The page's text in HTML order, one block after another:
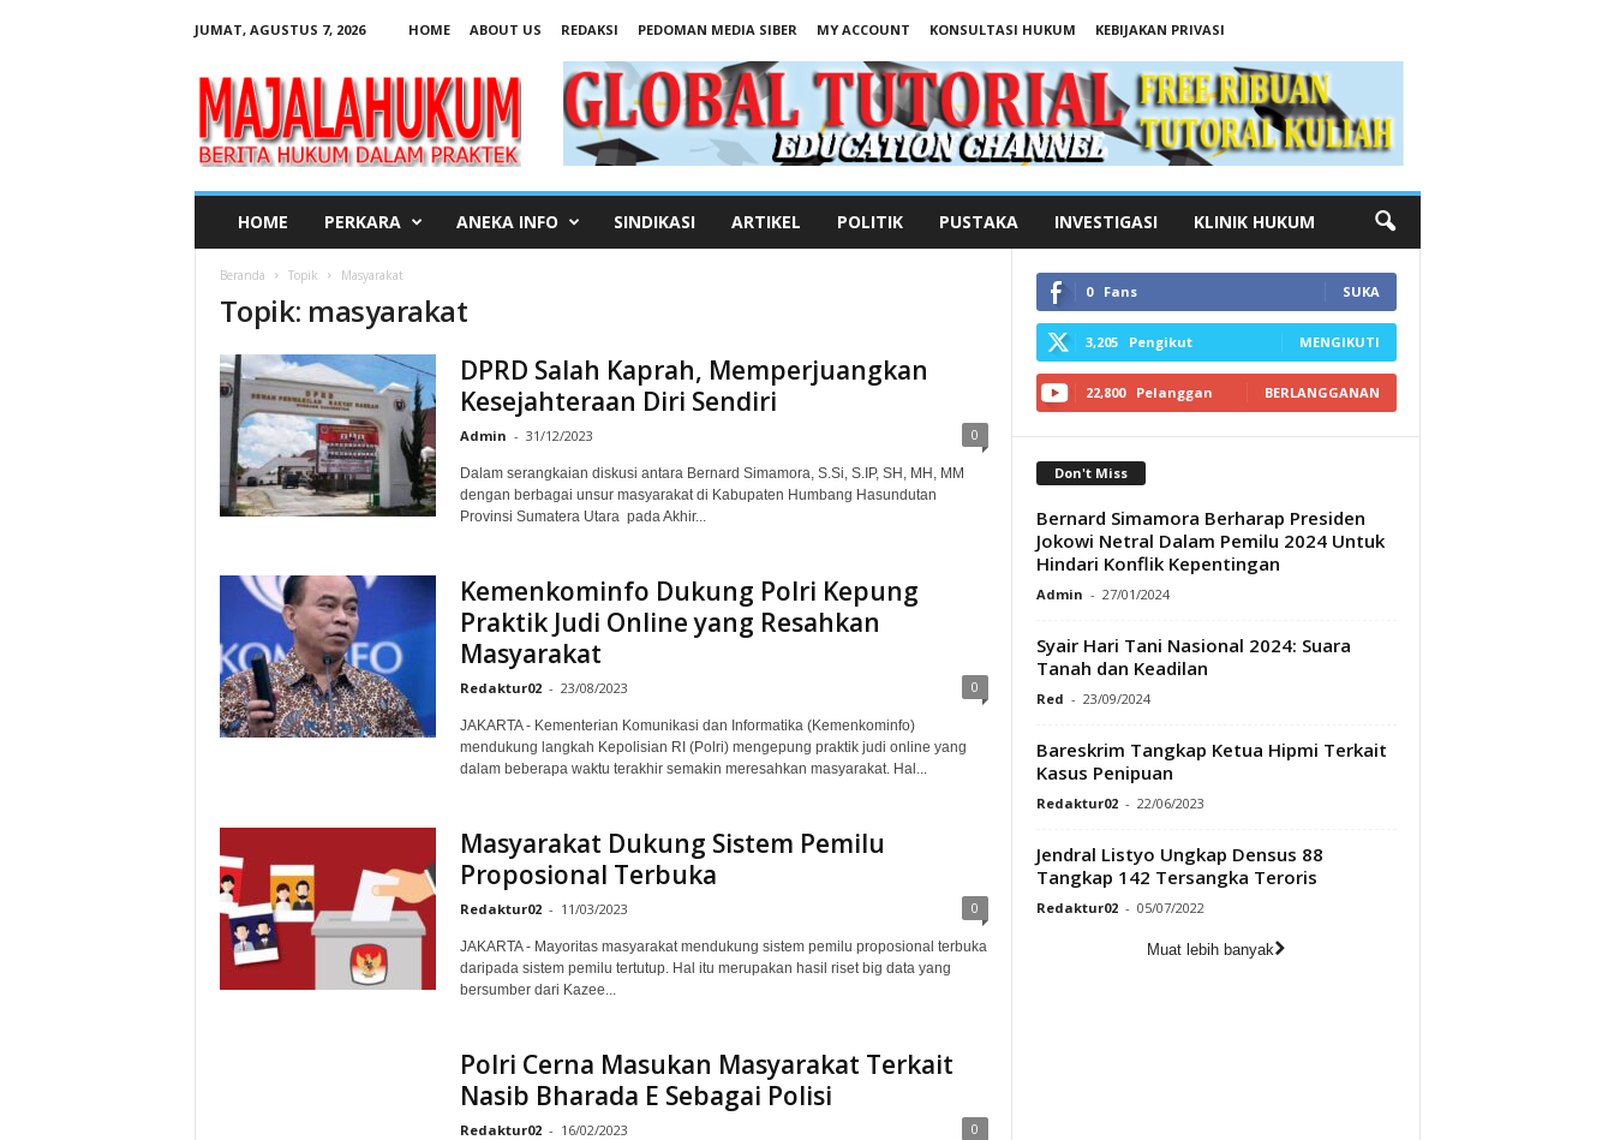
JUMAT, AGUSTUS 7, 2026 HOME ABOUT US REDAKSI PEDOMAN MEDIA SIBER MY ACCOUNT KONSULTASI HUKUM
KEBIJAKAN PRIVASI
a
HOME PERKARA ANEKA INFO SINDIKASI ARTIKEL POLITIK PUSTAKA INVESTIGASI KLINIK HUKUM
Beranda Topik Masyarakat
Topik: masyarakat
DPRD Salah Kaprah, Memperjuangkan
Kesejahteraan Diri Sendiri
Admin - 31/12/2023 0
Dalam serangkaian diskusi antara Bernard Simamora, S.Si, S.IP, SH, MH, MM
dengan berbagai unsur masyarakat di Kabupaten Humbang Hasundutan
Provinsi Sumatera Utara pada Akhir...
Kemenkominfo Dukung Polri Kepung
Praktik Judi Online yang Resahkan
Masyarakat
Redaktur02 - 23/08/2023 0
JAKARTA - Kementerian Komunikasi dan Informatika (Kemenkominfo)
mendukung langkah Kepolisian RI (Polri) mengepung praktik judi online yang
dalam beberapa waktu terakhir semakin meresahkan masyarakat. Hal...
Masyarakat Dukung Sistem Pemilu
Proposional Terbuka
Redaktur02 - 11/03/2023 0
JAKARTA - Mayoritas masyarakat mendukung sistem pemilu proposional terbuka
daripada sistem pemilu tertutup. Hal itu merupakan hasil riset big data yang
bersumber dari Kazee...
Polri Cerna Masukan Masyarakat Terkait
Nasib Bharada E Sebagai Polisi
Redaktur02 - 16/02/2023 0
0 Fans SUKA
3,205 Pengikut MENGIKUTI
22,800 Pelanggan BERLANGGANAN
Don't Miss
Bernard Simamora Berharap Presiden
Jokowi Netral Dalam Pemilu 2024 Untuk
Hindari Konflik Kepentingan
Admin - 27/01/2024
Syair Hari Tani Nasional 2024: Suara
Tanah dan Keadilan
Red - 23/09/2024
Bareskrim Tangkap Ketua Hipmi Terkait
Kasus Penipuan
Redaktur02 - 22/06/2023
Jendral Listyo Ungkap Densus 88
Tangkap 142 Tersangka Teroris
Redaktur02 - 05/07/2022
Muat lebih banyak